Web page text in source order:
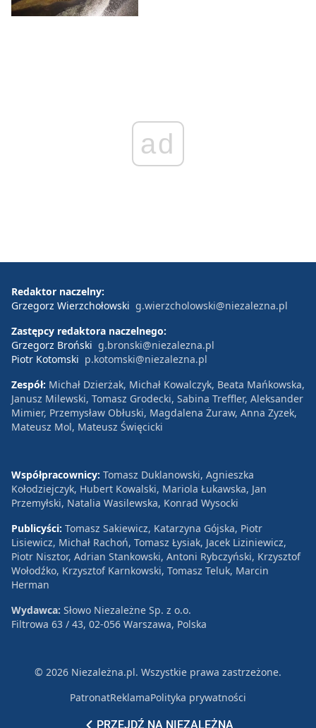
ad
PRZEJDŹ NA NIEZALEŻNĄ
Redaktor naczelny:
Grzegorz Wierzchołowski g.wierzcholowski@niezalezna.pl
Zastępcy redaktora naczelnego:
Grzegorz Broński g.bronski@niezalezna.pl
Piotr Kotomski p.kotomski@niezalezna.pl
Zespół: Michał Dzierżak, Michał Kowalczyk, Beata Mańkowska,
Janusz Milewski, Tomasz Grodecki, Sabina Treffler, Aleksander
Mimier, Przemysław Obłuski, Magdalena Żuraw, Anna Zyzek,
Mateusz Mol, Mateusz Święcicki
Współpracownicy: Tomasz Duklanowski, Agnieszka
Kołodziejczyk, Hubert Kowalski, Mariola Łukawska, Jan
Przemyłski, Natalia Wasilewska, Konrad Wysocki
Publicyści: Tomasz Sakiewicz, Katarzyna Gójska, Piotr
Lisiewicz, Michał Rachoń, Tomasz Łysiak, Jacek Liziniewicz,
Piotr Nisztor, Adrian Stankowski, Antoni Rybczyński, Krzysztof
Wołodźko, Krzysztof Karnkowski, Tomasz Teluk, Marcin
Herman
Wydawca: Słowo Niezależne Sp. z o.o.
Filtrowa 63 / 43, 02-056 Warszawa, Polska
© 2026 Niezależna.pl. Wszystkie prawa zastrzeżone.
PatronatReklamaPolityka prywatności